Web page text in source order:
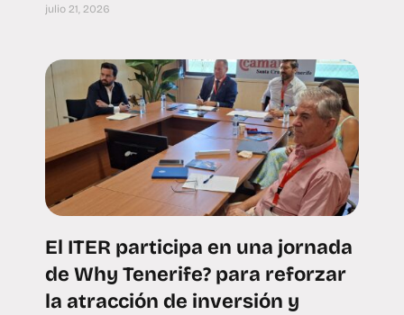
julio 21, 2026
El ITER participa en una jornada
de Why Tenerife? para reforzar
la atracción de inversión y